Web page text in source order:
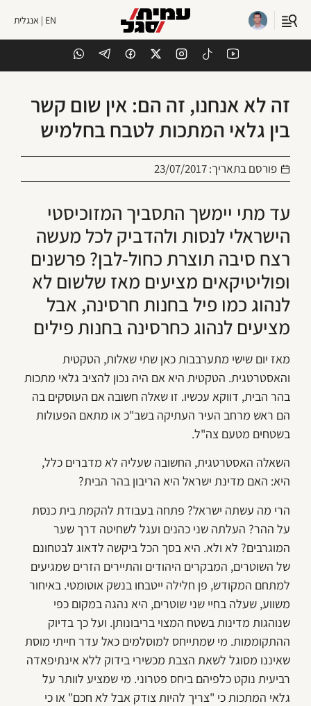
EN | אנגלית
זה לא אנחנו, זה הם: אין שום קשר
בין גלאי המתכות לטבח בחלמיש
פורסם בתאריך:23/07/2017
עד מתי יימשך התסביך המזוכיסטי
הישראלי לנסות ולהדביק לכל מעשה
רצח סיבה תוצרת כחול-לבן? פרשנים
ופוליטיקאים מציעים מאז שלשום לא
לנהוג כמו פיל בחנות חרסינה, אבל
מציעים לנהוג כחרסינה בחנות פילים
מאז יום שישי מתערבבות כאן שתי שאלות, הטקטית
והאסטרטגית. הטקטית היא אם היה נכון להציב גלאי מתכות
בהר הבית, דווקא עכשיו. זו שאלה חשובה אם העוסקים בה
הם ראש מרחב העיר העתיקה בשב"כ או מתאם הפעולות
בשטחים מטעם צה"ל.
השאלה האסטרטגית, החשובה שעליה לא מדברים כלל,
היא: האם מדינת ישראל היא הריבון בהר הבית?
הרי מה עשתה ישראל? פתחה בעבודת להקמת בית כנסת
על ההר? העלתה שני כהנים ועגל לשחיטה דרך שער
המוגרבים? לא ולא. היא בסך הכל ביקשה לדאוג לבטחונם
של השוטרים, המבקרים היהודים והתיירים הזרים שמגיעים
למתחם המקודש, פן חלילה ייטבחו בנשק אוטומטי. באיחור
משווע, שעלה בחיי שני שוטרים, היא נהגה במקום כפי
שנוהגות מדינות בשטח המצוי בריבונותן. ועל כך בדיוק
ההתקוממות. מי שמתייחס למוסלמים כאל עדר חייתי מוסת
שאיננו מסוגל לשאת הצבת מכשירי בידוק ללא אינתיפאדה
רביעית נוקט כלפיהם ביחס פטרוני. מי שמציע לוותר על
גלאי המתכות כי "צריך להיות צודק אבל לא חכם" או כי